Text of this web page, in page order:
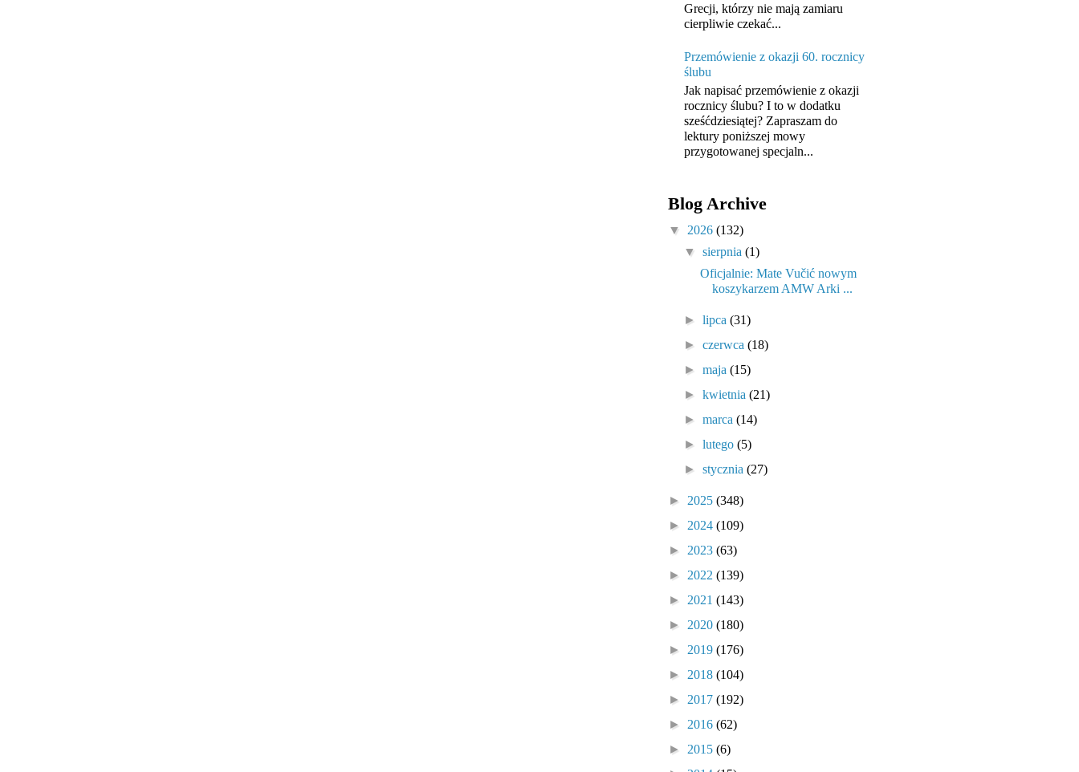
Grecji, którzy nie mają zamiaru
cierpliwie czekać...
Przemówienie z okazji 60. rocznicy
ślubu
Jak napisać przemówienie z okazji
rocznicy ślubu? I to w dodatku
sześćdziesiątej? Zapraszam do
lektury poniższej mowy
przygotowanej specjaln...
Blog Archive
▼ 2026 (132)
▼sierpnia(1)
Oficjalnie: Mate Vučić nowym
koszykarzem AMW Arki ...
►lipca(31)
►czerwca(18)
►maja(15)
►kwietnia(21)
►marca(14)
►lutego(5)
►stycznia(27)
► 2025 (348)
► 2024 (109)
► 2023 (63)
► 2022 (139)
► 2021 (143)
► 2020 (180)
► 2019 (176)
► 2018 (104)
► 2017 (192)
► 2016 (62)
► 2015 (6)